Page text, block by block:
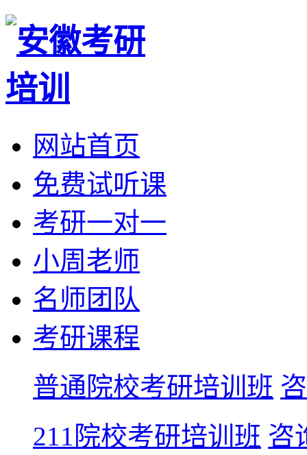
网站首页
免费试听课
考研一对一
小周老师
名师团队
考研课程
普通院校考研培训班
211院校考研培训班 咨